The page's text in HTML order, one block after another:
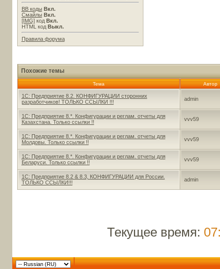
BB коды Вкл.
Смайлы Вкл.
[IMG]код Вкл.
HTML код Выкл.
Правила форума
Похожие темы
Тема Автор
1С: Предприятие 8.2. КОНФИГУРАЦИИ сторонних
разработчиков! ТОЛЬКО ССЫЛКИ !!!
admin
1С: Предприятие 8.*. Конфигурации и реглам. отчеты для
Казахстана. Только ссылки !!
vvv59
1С: Предприятие 8.*. Конфигурации и реглам. отчеты для
Молдовы. Только ссылки !!
vvv59
1С: Предприятие 8.*. Конфигурации и реглам. отчеты для
Беларуси. Только ссылки !!
vvv59
1С: Предприятие 8.2 & 8.3, КОНФИГУРАЦИИ для России.
ТОЛЬКО ССЫЛКИ!!!
admin
Текущее время: